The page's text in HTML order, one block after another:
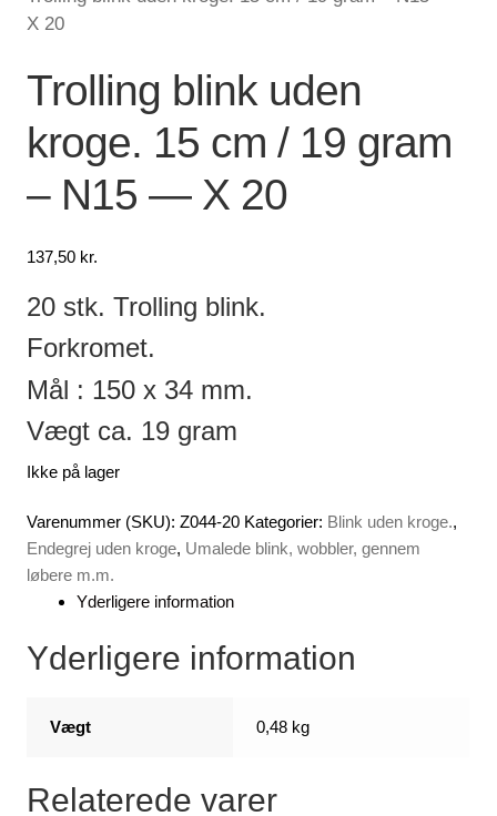
Min Konto
Glemt adgangskode
X 20
Trolling blink uden
kroge. 15 cm / 19 gram
– N15 — X 20
137,50 kr.
20 stk. Trolling blink.
Forkromet.
Mål : 150 x 34 mm.
Vægt ca. 19 gram
Ikke på lager
Varenummer (SKU):Z044-20 Kategorier: Blink uden kroge.,
Endegrej uden kroge, Umalede blink, wobbler, gennem
løbere m.m.
Yderligere information
Yderligere information
Vægt 0,48 kg
Relaterede varer